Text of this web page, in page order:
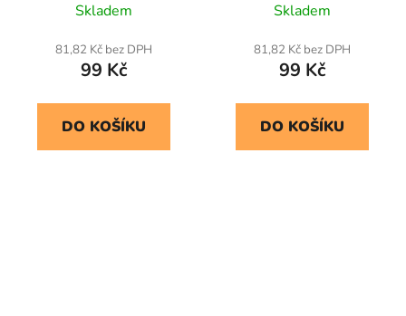
Skladem
81,82 Kč bez DPH
99 Kč
DO KOŠÍKU
Skladem
81,82 Kč bez DPH
99 Kč
DO KOŠÍKU